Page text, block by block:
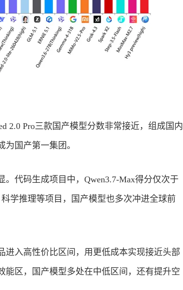
2.0 Pro三款国产模型分数非常接近，组成国内
国产第一集团。
代码生成项目中，Qwen3.7-Max得分仅次于
学推理等项目，国产模型也多次冲进全球前
入高性价比区间，用更低成本实现接近头部
能区，国产模型多处在中低区间，还有提升空